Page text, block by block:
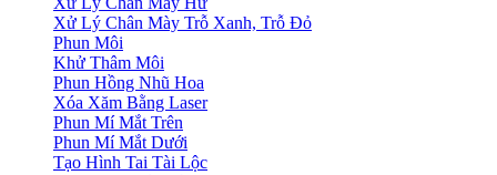
Xử Lý Chân Mày Trỗ Xanh, Trỗ Đỏ
Phun Môi
Khử Thâm Môi
Phun Hồng Nhũ Hoa
Xóa Xăm Bằng Laser
Phun Mí Mắt Trên
Phun Mí Mắt Dưới
Tạo Hình Tai Tài Lộc